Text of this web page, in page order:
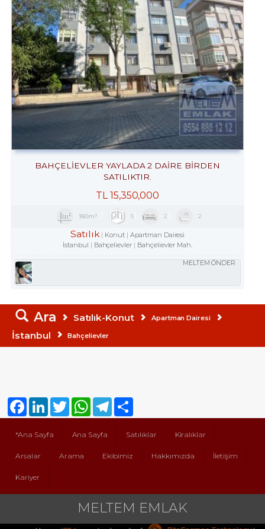
BAHÇELİEVLER YAYLADA 2 DAİRE BİRDEN
SATILIKTIR.
TL15,350,000
180m² 5 2 2
Satılık Konut
Apartman Dairesi
İstanbul
Bahçelievler Bahçelievler Mah.
MELTEM ÖNDER
Ara Satılık-Konut Apartman Dairesi
İstanbul Bahçelievler
*Ana Sayfa Ana Sayfa Satılıklar Kiralıklar
Arsalar Arama Ekibimiz Hakkımızda İletişim
Kariyer
FacebookLinkedInTwitter WhatsAppTelegram
MELTEM EMLAK